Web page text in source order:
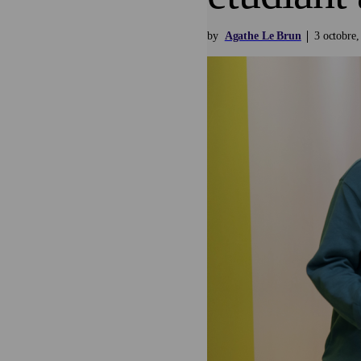
by Agathe Le Brun 3 octobre